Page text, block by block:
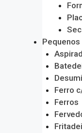
Ferro
Ferros